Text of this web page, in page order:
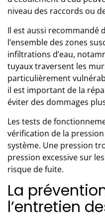
niveau des raccords ou
Il est aussi recommandé
l’ensemble des zones
infiltrations d’eau,
tuyaux traversent les
particulièrement
il est important de la
éviter des dommages
Les tests de
vérification de la pression
système. Une pression
pression excessive sur
risque de fuite.
La
l’entretien